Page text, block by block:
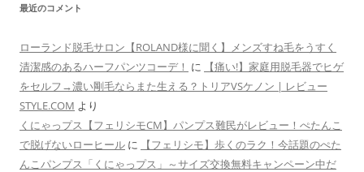
最近のコメント
ローランド脱毛サロン【ROLAND様に聞く】メンズすね毛をうすく
清潔感のあるハーフパンツコーデ！ に
【痛い!】家庭用脱毛器でヒゲ
をセルフ→濃い剛毛ならまた生える？トリアVSケノン | レビュー
STYLE.COM より
くにゃっプス【フェリシモCM】パンプス難民がレビュー！ぺたんこ
で脱げないローヒール に
【フェリシモ】歩くのラク！今話題のぺた
んこパンプス「くにゃっプス」～サイズ交換無料キャンペーン中だ